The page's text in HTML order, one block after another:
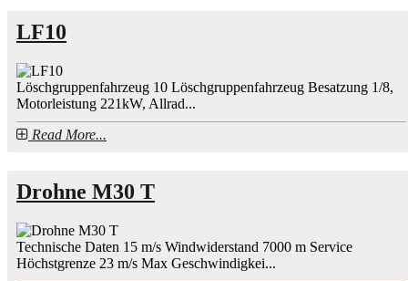
LF10
Löschgruppenfahrzeug 10 Löschgruppenfahrzeug Besatzung 1/8,
Motorleistung 221kW, Allrad...
Read More...
Drohne M30 T
Technische Daten 15 m/s Windwiderstand 7000 m Service
Höchstgrenze 23 m/s Max Geschwindigkei...